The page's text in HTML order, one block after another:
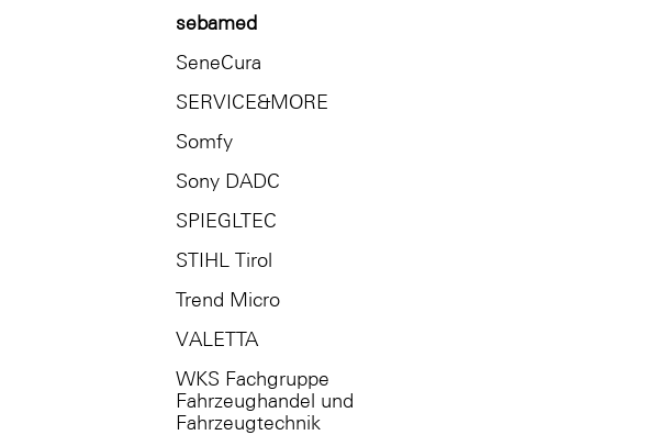
sebamed
SeneCura
SERVICE&MORE
Somfy
Sony DADC
SPIEGLTEC
STIHL Tirol
Trend Micro
VALETTA
WKS Fachgruppe
Fahrzeughandel und
Fahrzeugtechnik